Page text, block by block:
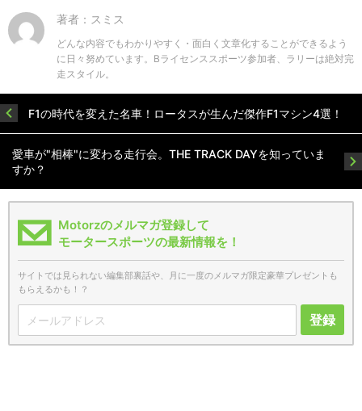
著者：スミス
どんな内容でもわかりやすく・面白く文章化することができるよう
に日々努めています。Bライセンススポーツ参加者、ラリーは絶対完
走スタイル。
F1の時代を変えた名車！ロータスが生んだ傑作F1マシン4選！
愛車が"相棒"に変わる走行会。THE TRACK DAYを知っていま
すか？
Motorzのメルマガ登録して
モータースポーツの最新情報を！
サイトでは見られない編集部裏話や、月に一度のメルマガ限定豪華プレゼントも
もらえるかも！？
登録